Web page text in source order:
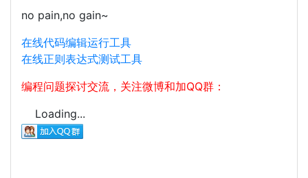
no pain,no gain~
在线代码编辑运行工具
在线正则表达式测试工具
编程问题探讨交流，关注微博和加QQ群：
Loading...